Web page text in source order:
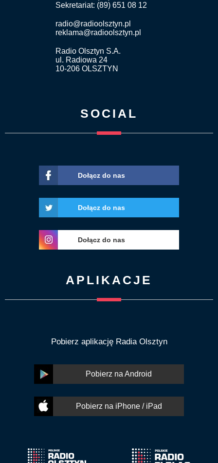
Sekretariat: (89) 651 08 12
radio@radioolsztyn.pl
reklama@radioolsztyn.pl
Radio Olsztyn S.A.
ul. Radiowa 24
10-206 OLSZTYN
SOCIAL
Dołącz do nas
Dołącz do nas
Dołącz do nas
APLIKACJE
Pobierz aplikację Radia Olsztyn
Pobierz na Android
Pobierz na iPhone / iPad